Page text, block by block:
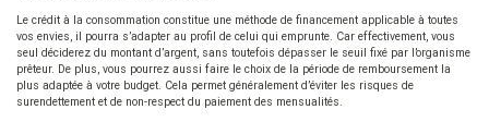
Le crédit à la consommation constitue une méthode de financement applicable à toutes
vos envies, il pourra s’adapter au profil de celui qui emprunte. Car effectivement, vous
seul déciderez du montant d’argent, sans toutefois dépasser le seuil fixé par l’organisme
prêteur. De plus, vous pourrez aussi faire le choix de la période de remboursement la
plus adaptée à votre budget. Cela permet généralement d’éviter les risques de
surendettement et de non-respect du paiement des mensualités.